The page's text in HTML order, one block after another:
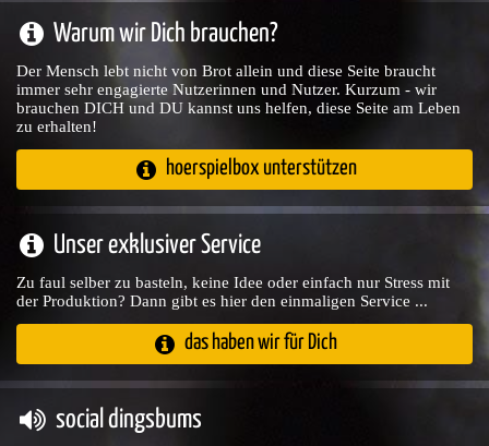
Warum wir Dich brauchen?
Der Mensch lebt nicht von Brot allein und diese Seite braucht
immer sehr engagierte Nutzerinnen und Nutzer. Kurzum - wir
brauchen DICH und DU kannst uns helfen, diese Seite am Leben
zu erhalten!
hoerspielbox unterstützen
Unser exklusiver Service
Zu faul selber zu basteln, keine Idee oder einfach nur Stress mit
der Produktion? Dann gibt es hier den einmaligen Service ...
das haben wir für Dich
social dingsbums